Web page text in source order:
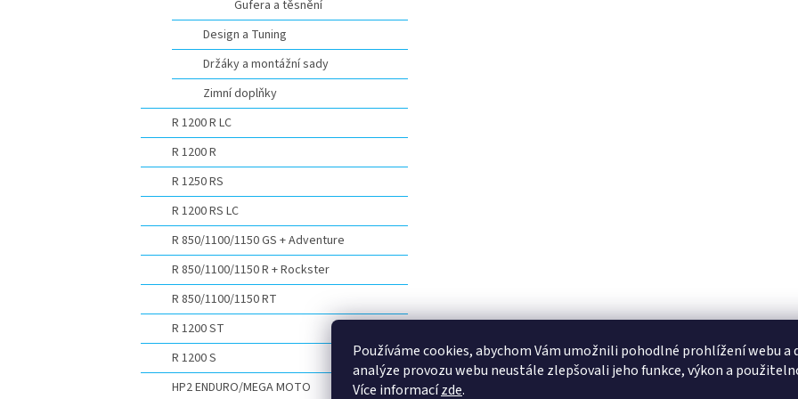
Používáme cookies, abychom Vám umožnili pohodlné prohlížení webu a
analýze provozu webu neustále zlepšovali jeho funkce, výkon a
Více informacízde.
Gufera a těsnění
Design a Tuning
Držáky a montážní sady
Zimní doplňky
R 1200 R LC
R 1200 R
R 1250 RS
R 1200 RS LC
R 850/1100/1150 GS + Adventure
R 850/1100/1150 R + Rockster
R 850/1100/1150 RT
R 1200 ST
R 1200 S
HP2 ENDURO/MEGA MOTO